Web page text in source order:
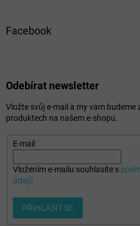
Facebook
Odebírat newsletter
Vložte svůj e-mail a my vám
produktech na našem e-shopu.
E-mail
Vložením e-mailu souhlasíte s
údajů
PŘIHLÁSIT SE